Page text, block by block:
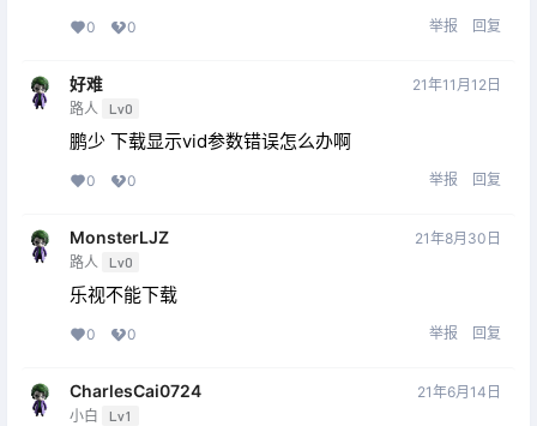
0 0 举报 回复
好难
路人 Lv0
21年11月12日
鹏少 下载显示vid参数错误怎么办啊
0 0 举报 回复
MonsterLJZ
路人 Lv0
21年8月30日
乐视不能下载
0 0 举报 回复
CharlesCai0724
小白 Lv1
21年6月14日